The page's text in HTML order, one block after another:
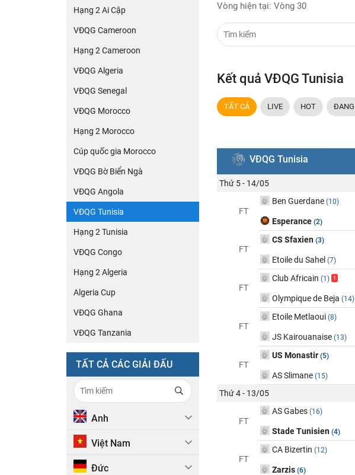
Hạng 2 Ai Cập
VĐQG Cameroon
Hạng 2 Cameroon
VĐQG Algeria
VĐQG Senegal
VĐQG Morocco
Hạng 2 Morocco
Cúp quốc gia Morocco
VĐQG Bờ Biển Ngà
VĐQG Angola
VĐQG Tunisia
Hạng 2 Tunisia
VĐQG Congo
Hạng 2 Algeria
Algeria Cup
VĐQG Ghana
VĐQG Tanzania
TẤT CẢ CÁC GIẢI ĐẤU
Anh
Việt Nam
Đức
Vòng hiện tại: Vòng 30
Kết quả VĐQG Tunisia
TẤT CẢ LIVE HOT
VĐQG Tunisia
Thứ 5 - 14/05
FT
Ben Guerdane (10)
Esperance (2)
FT
CS Sfaxien (3)
Etoile du Sahel (7)
FT
Club Africain (1) 1
Olympique de Beja (14)
FT
Etoile Metlaoui (8)
JS Kairouanaise (13)
FT
US Monastir (5)
AS Slimane (15)
Thứ 4 - 13/05
FT
AS Gabes (16)
Stade Tunisien (4)
FT
CA Bizertin (12)
Zarzis (6)